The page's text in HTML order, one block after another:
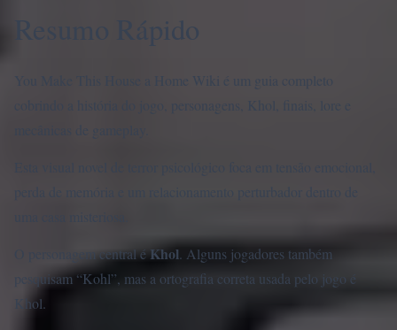
Resumo Rápido
You Make This House a Home Wiki é um guia completo
O personagem central éKhol. Alguns jogadores também
pesquisam “Kohl”, mas a ortografia correta usada pelo jogo é
Khol.